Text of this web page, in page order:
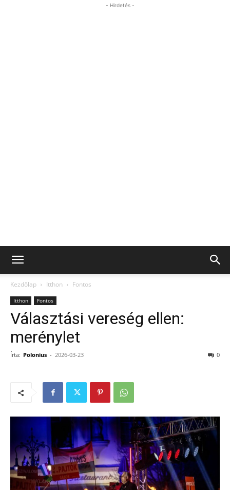
- Hirdetés -
Kezdőlap Itthon Fontos
Itthon Fontos
Választási vereség ellen:
merénylet
Írta: Polonius - 2026-03-23 0